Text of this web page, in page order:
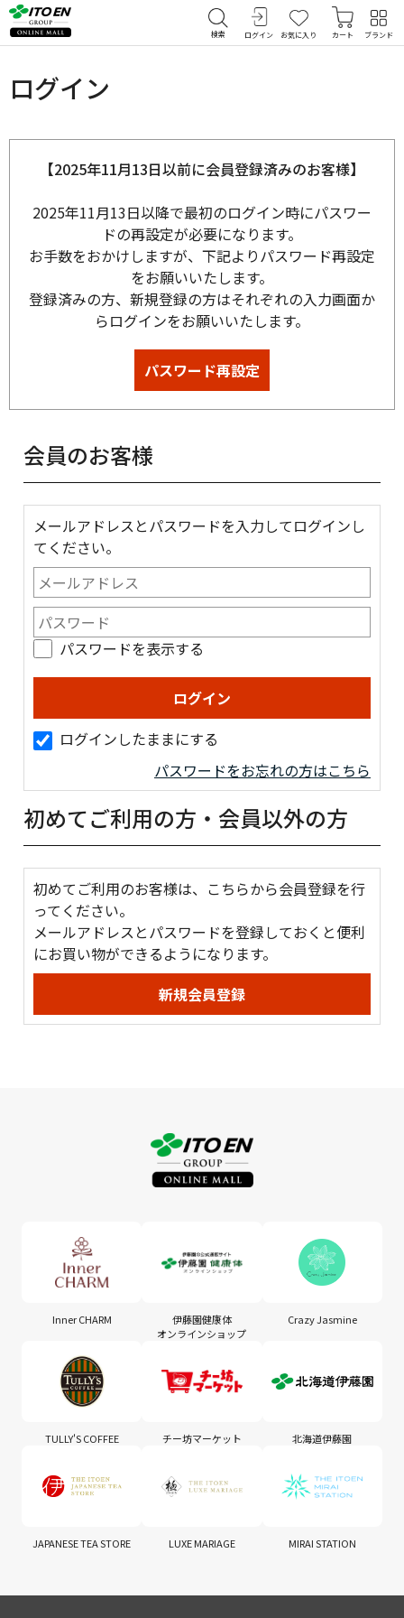
検索 ログイン お気に入り カート ブランド
ログイン
【2025年11月13日以前に会員登録済みのお客様】
2025年11月13日以降で最初のログイン時にパスワー
ドの再設定が必要になります。
お手数をおかけしますが、下記よりパスワード再設定
をお願いいたします。
登録済みの方、新規登録の方はそれぞれの入力画面か
らログインをお願いいたします。
パスワード再設定
会員のお客様
メールアドレスとパスワードを入力してログインし
てください。
パスワードを表示する
ログインしたままにする
パスワードをお忘れの方はこちら
初めてご利用の方・会員以外の方
初めてご利用のお客様は、こちらから会員登録を行
ってください。
メールアドレスとパスワードを登録しておくと便利
にお買い物ができるようになります。
Inner CHARM
伊藤園健康体
オンラインショップ
Crazy Jasmine
TULLY'S COFFEE チー坊マーケット 北海道伊藤園
JAPANESE TEA STORE LUXE MARIAGE MIRAI STATION